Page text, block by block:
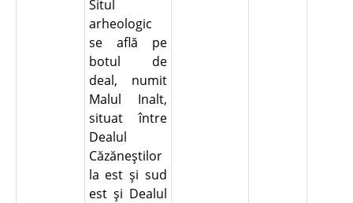
Situl
arheologic
se află pe
botul de
deal, numit
Malul Inalt,
situat între
Dealul
Căzăneştilor
la est şi sud
est şi Dealul